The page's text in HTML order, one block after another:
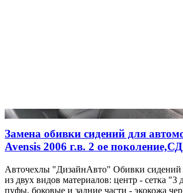
Замена обивки сидений для
Avensis 2006 г.в. 2 ое поколение,СД
Авточехлы "ДизайнАвто" Обивки
из двух видов материалов: центр - сетка "3
пуфы, боковые и задние части - экокожа